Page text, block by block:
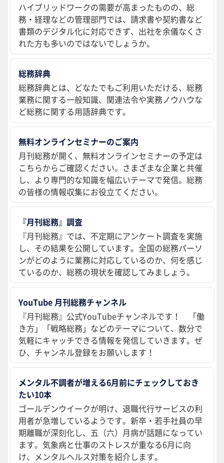
ハイブリッドワークの需要が高まったものの、総
務・経理などの管理部門では、請求書や契約書など
書類のデジタル化に対応できず、出社を余儀なくさ
れた方も多いのではないでしょうか。
総務辞典
総務辞典とは、どなたでもご利用いただける、総務
業務に関する一般知識、関連法令や実務ノウハウな
ど総務に関する用語辞典です。
無料オンラインセミナーのご案内
月刊総務が開く、無料オンラインセミナーの予定は
こちらからご確認ください。さまざまな企業と共催
し、より専門的な知識を幅広いテーマで発信。総務
の皆様の情報収集にお役立てください。
『月刊総務』調査
『月刊総務』では、不定期にアンケート調査を実施
し、その結果を公開しています。全国の総務パーソ
ンがどのように業務に対応しているのか、何を感じ
ているのか、総務の現状を確認してみましょう。
YouTube 月刊総務チャンネル
『月刊総務』公式YouTubeチャンネルです！ 「働
き方」「戦略総務」などのテーマについて、数分で
気軽にキャッチできる情報を発信していきます。ぜ
ひ、チャンネル登録をお願いします！
メンタル不調者が増える6月前にチェックしておき
たい10本
ゴールデンウイークが明け、退職代行サービスの利
用者が急増しているようです。新卒・若手社員の早
期離職が深刻化し、五（六）月病が話題になってい
ます。気象病と仕事のストレスが重なる6月に向
け、メンタルヘルス対策を紹介します。